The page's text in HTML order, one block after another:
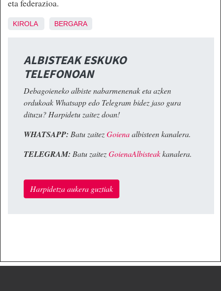
eta federazioa.
KIROLA BERGARA
ALBISTEAK ESKUKO
TELEFONOAN
Debagoieneko albiste nabarmenenak eta azken
ordukoak Whatsapp edo Telegram bidez jaso gura
dituzu? Harpidetu zaitez doan!
WHATSAPP: Batu zaitezGoienaalbisteen kanalera.
TELEGRAM: Batu zaitezGoienaAlbisteakkanalera.
Harpidetza aukera guztiak